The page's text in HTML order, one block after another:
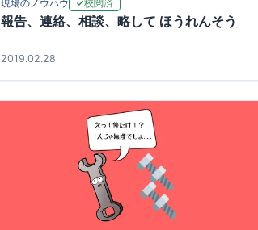
現場のノウハウ 校閲済
報告、連絡、相談、略して ほうれんそう
2019.02.28